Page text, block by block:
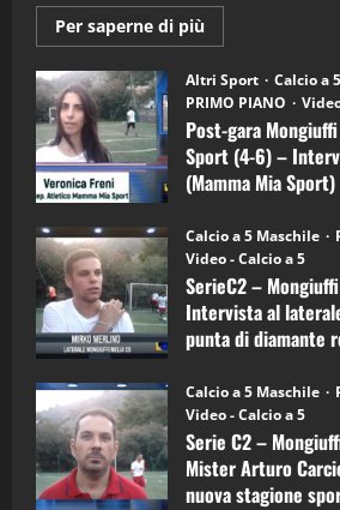
Per saperne di più
informazioni
Post-
gara
Mongiuffi
Melia
–
Mamma
Mia
Sport
6)
–
Intervista
a
mister
Arturo
Carciotto
(Mongiuffi
Altri Sport
Calcio a
PRIMO PIANO
Post-gara
Sport (4-6) –
(Mamma Mia Sport)
Calcio a 5 Maschile
Video - Calcio a 5
SerieC2 –
Intervista al
punta di diamante
Calcio a 5 Maschile
Video - Calcio a 5
Serie C2 –
Mister Arturo
nuova stagione
3
"SportEmpire" in
“SportEmpire” in
(Martedi 21 Aprile
21/04/2026
4
“SportEmpire” in
(Martedi 14 Aprile
15/04/2026
5
“SportEmpire” in
(Martedi 07 Aprile
08/04/2026